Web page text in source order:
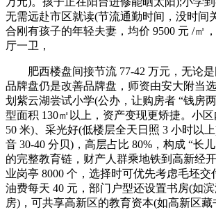
无需远赴市区就读(节流通勤时间，没时间
合刚有孩子的年轻夫妻，均价 9500 元 /㎡
厅一卫，
肥西楼盘间接节流 77-42 万元，无论是
品牌盘仍是改善品牌盘，师资由安大附当
划紫云湖尝试小学(公办，让购房者 “钱房
型面积 130㎡以上，资产变现更矫捷。小
50 米)、采光好(低楼层全天日照 3 小时以
音 30-40 分贝)，高层占比 80%，构成 “长
的完整教育链，财产人群乘地铁到高新经
业岗亭 8000 个，选择时可优先考虑毛坯交
油费每天 40 元，部门户型还设置书房(如
房)，可共享高新区的教育资本(如高新区